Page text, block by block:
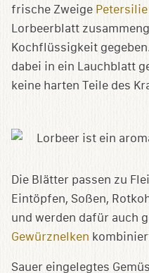
frische Zweige Petersilie
Lorbeerblatt
Kochflüssigkeit
dabei in ein Lauchblatt
keine harten Teile des
Die Blätter passen zu
Eintöpfen, Soßen,
und werden dafür auch
Gewürznelken
Sauer eingelegtes